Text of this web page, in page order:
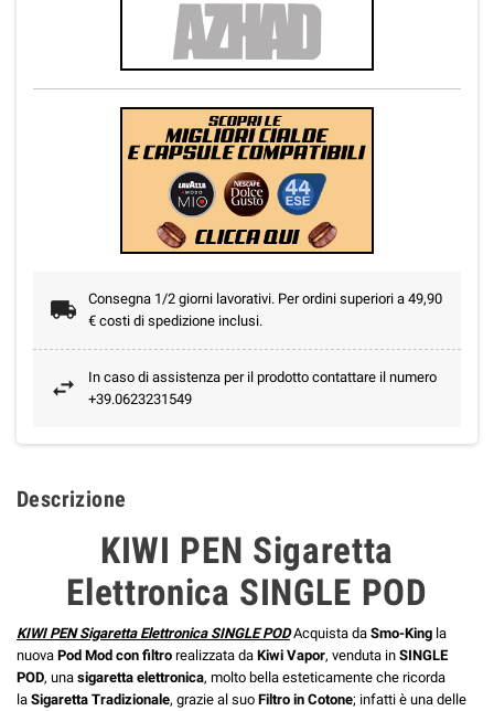
Consegna 1/2 giorni lavorativi. Per ordini superiori a 49,90
€ costi di spedizione inclusi.
In caso di assistenza per il prodotto contattare il numero
+39.0623231549
Descrizione
KIWI PEN Sigaretta
Elettronica SINGLE POD
KIWI PEN Sigaretta Elettronica SINGLE POD Acquista da Smo-King la
nuova Pod Mod con filtro realizzata da Kiwi Vapor, venduta in SINGLE
POD, una sigaretta elettronica, molto bella esteticamente che ricorda
la Sigaretta Tradizionale, grazie al suo Filtro in Cotone; infatti è una delle